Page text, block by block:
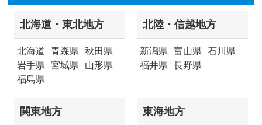
北海道・東北地方
北海道 青森県
秋田県
岩手県
宮城県
山形県
福島県
北陸・信越地方
新潟県 富山県
石川県
福井県
長野県
関東地方 東海地方